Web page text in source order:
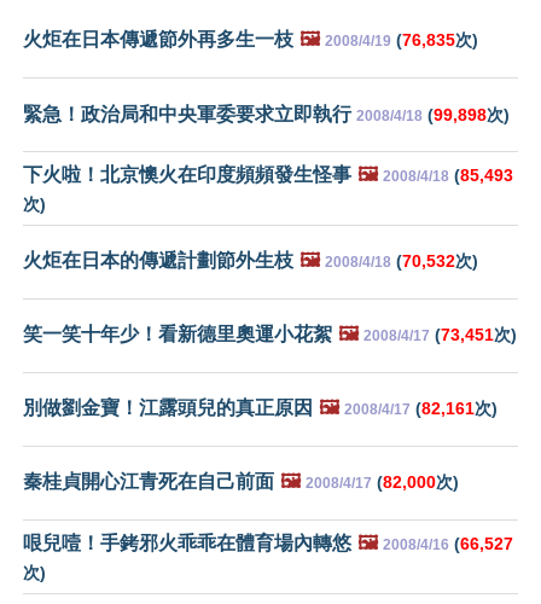
火炬在日本傳遞節外再多生一枝 🖼️ 2008/4/19 (76,835次)
緊急！政治局和中央軍委要求立即執行 2008/4/18 (99,898次)
下火啦！北京懊火在印度頻頻發生怪事 🖼️ 2008/4/18 (85,493
次)
火炬在日本的傳遞計劃節外生枝 🖼️ 2008/4/18 (70,532次)
笑一笑十年少！看新德里奧運小花絮 🖼️ 2008/4/17 (73,451次)
別做劉金寶！江露頭兒的真正原因 🖼️ 2008/4/17 (82,161次)
秦桂貞開心江青死在自己前面 🖼️ 2008/4/17 (82,000次)
哏兒噎！手銬邪火乖乖在體育場內轉悠 🖼️ 2008/4/16 (66,527
次)